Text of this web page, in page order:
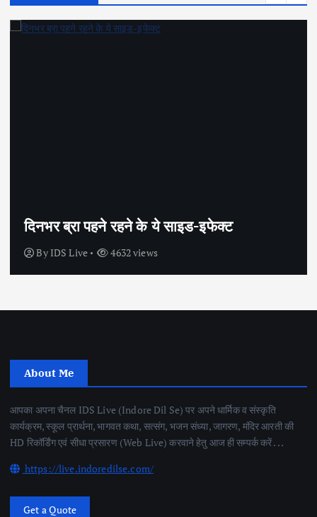
सेक्स के अलावा भी कंडोम का उपयोग
ByIDS Live
About Me
आपका अपना चैनल IDS Live (Indore Dil Se) पर अपने धार्मिक व संस्कृति
कार्यक्रम, स्कूल प्रार्थना, भागवत कथा, सत्संग, भजन संध्या, जागरण, मंदिर आरती की
HD रिकॉर्डिंग एवं सीधा प्रसारण (Web Live) करवाने हेतु आज ही सम्पर्क करें . . .
https://live.indoredilse.com/
Get a Quote